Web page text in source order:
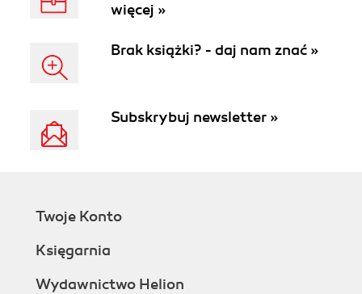
więcej »
Brak książki? - daj nam znać »
Subskrybuj newsletter »
Twoje Konto
Księgarnia
Wydawnictwo Helion